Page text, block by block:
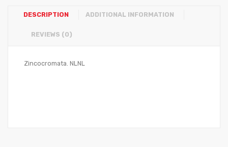
DESCRIPTION ADDITIONAL INFORMATION
REVIEWS (0)
Zincocromata. NLNL